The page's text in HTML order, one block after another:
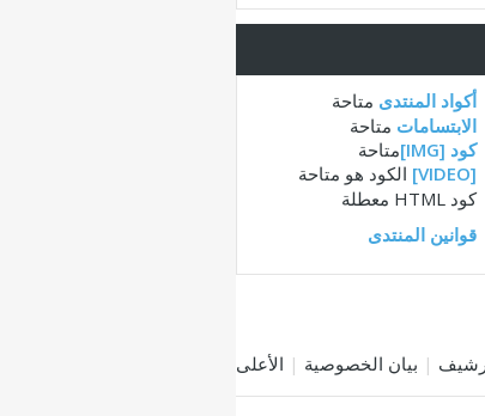
أكواد المنتدى متاحة
الابتسامات متاحة
كود [IMG]
متاحة
[VIDEO]
الكود هو متاحة
كود HTML
معطلة
قوانين المنتدى
| بيان الخصوصية | الأعلى